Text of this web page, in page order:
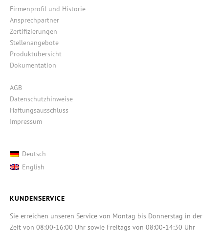
Firmenprofil und Historie
Ansprechpartner
Zertifizierungen
Stellenangebote
Produktübersicht
Dokumentation
AGB
Datenschutzhinweise
Haftungsausschluss
Impressum
Deutsch
English
KUNDENSERVICE
Sie erreichen unseren Service von Montag bis Donnerstag in der
Zeit von 08:00-16:00 Uhr sowie Freitags von 08:00-14:30 Uhr